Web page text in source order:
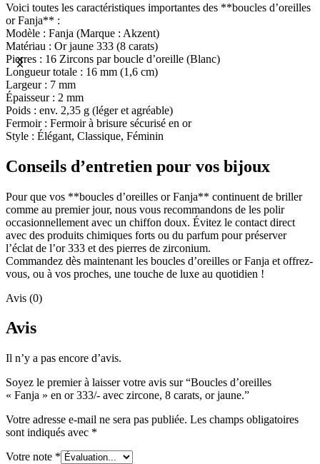
Voici toutes les caractéristiques importantes des **boucles d’oreilles
or Fanja** :
Modèle : Fanja (Marque : Akzent)
Matériau : Or jaune 333 (8 carats)
Pierres : 16 Zircons par boucle d’oreille (Blanc)
Longueur totale : 16 mm (1,6 cm)
Largeur : 7 mm
Épaisseur : 2 mm
Poids : env. 2,35 g (léger et agréable)
Fermoir : Fermoir à brisure sécurisé en or
Style : Élégant, Classique, Féminin
Conseils d’entretien pour vos bijoux
Pour que vos **boucles d’oreilles or Fanja** continuent de briller
comme au premier jour, nous vous recommandons de les polir
occasionnellement avec un chiffon doux. Évitez le contact direct
avec des produits chimiques forts ou du parfum pour préserver
l’éclat de l’or 333 et des pierres de zirconium.
Commandez dès maintenant les boucles d’oreilles or Fanja et offrez-
vous, ou à vos proches, une touche de luxe au quotidien !
Avis (0)
Avis
Il n’y a pas encore d’avis.
Soyez le premier à laisser votre avis sur “Boucles d’oreilles
« Fanja » en or 333/- avec zircone, 8 carats, or jaune.”
Votre adresse e-mail ne sera pas publiée. Les champs obligatoires
sont indiqués avec *
Votre note *